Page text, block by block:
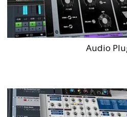
Audio